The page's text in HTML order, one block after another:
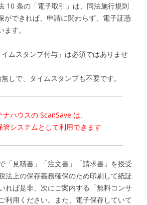
10 条の「電子取引」は、同法施行規則
ができれば、申請に関わらず、電子証憑
す。
ムスタンプ付与」は必須ではありませ
しで、タイムスタンプも不要です。
ナハウスの ScanSave は、
管システムとして利用できます
「見積書」「注文書」「請求書」を授受
法上の保存義務確保のため印刷して紙証
れば是非、次にご案内する「無料コンサ
利用ください。また、電子保存していて